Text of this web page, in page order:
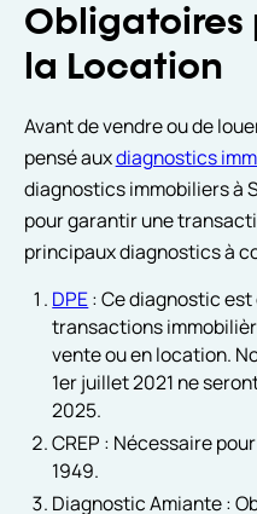
Obligatoires
la Location
Avant de vendre ou de
pensé auxdiagnostics
diagnostics immobiliers à
pour garantir une
principaux diagnostics à
DPE: Ce diagnostic
transactions
vente ou en location.
1er juillet 2021 ne
2025.
CREP : Nécessaire
1949.
Diagnostic Amiante :